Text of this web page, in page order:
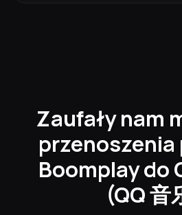
Zaufały nam
Boomplay do
(QQ 音